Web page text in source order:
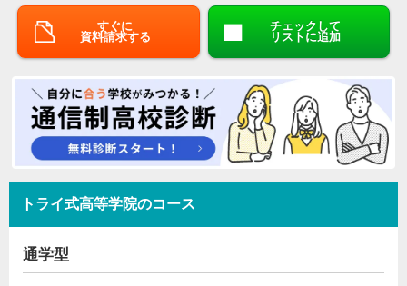
すぐに
資料請求する
チェックして
リストに追加
トライ式高等学院のコース
通学型